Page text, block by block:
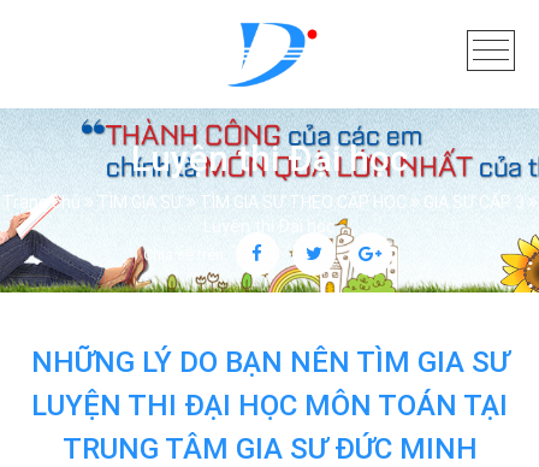
Luyện thi Đại học
Trang chủ TÌM GIA SƯ TÌM GIA SƯ THEO CẤP HỌC
GIA SƯ CẤP 3
Luyện thi Đại học
Chia sẻ trên:
NHỮNG LÝ DO BẠN NÊN TÌM GIA SƯ
LUYỆN THI ĐẠI HỌC MÔN TOÁN TẠI
TRUNG TÂM GIA SƯ ĐỨC MINH